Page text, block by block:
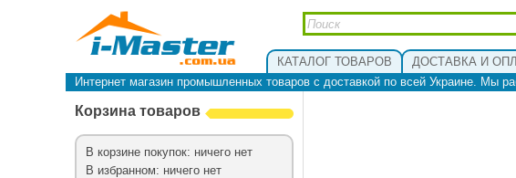
КАТАЛОГ ТОВАРОВ ДОСТАВКА И
Интернет магазин промышленных товаров с доставкой по всей Украине. Мы
Корзина товаров
В корзине покупок: ничего нет
В избранном: ничего нет